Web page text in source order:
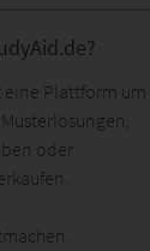
eine Plattform um
oder